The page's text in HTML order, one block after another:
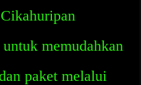
memudahkan
paket melalui